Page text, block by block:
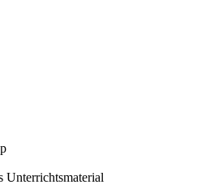
Unterrichtsmaterial